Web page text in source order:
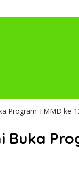
Program TMMD ke-
Buka